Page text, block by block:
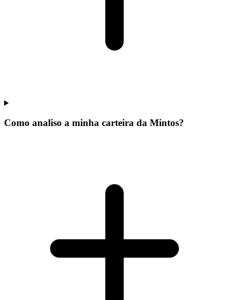
Como analiso a minha carteira da Mintos?